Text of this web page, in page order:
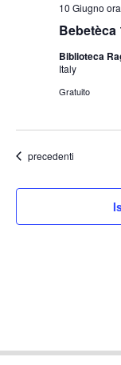
Bebetèca
10 Giugno
Biblioteca
Italy
Gratuito
Eventi
precedenti